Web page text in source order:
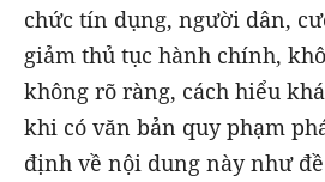
chức tín dụng, người dân,
giảm thủ tục hành chính,
không rõ ràng, cách hiểu
khi có văn bản quy phạm
định về nội dung này như